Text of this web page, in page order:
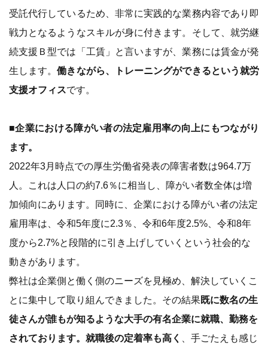
受託代行しているため、非常に実践的な業務内容であり即
戦力となるようなスキルが身に付きます。そして、就労継
続支援Ｂ型では「工賃」と言いますが、業務には賃金が発
生します。働きながら、トレーニングができるという就労
支援オフィスです。
■企業における障がい者の法定雇用率の向上にもつながり
ます。
2022年3月時点での厚生労働省発表の障害者数は964.7万
人。これは人口の約7.6％に相当し、障がい者数全体は増
加傾向にあります。同時に、企業における障がい者の法定
雇用率は、令和5年度に2.3％、令和6年度2.5%、令和8年
度から2.7%と段階的に引き上げしていくという社会的な
動きがあります。
弊社は企業側と働く側のニーズを見極め、解決していくこ
とに集中して取り組んできました。その結果既に数名の生
徒さんが誰もが知るような大手の有名企業に就職、勤務を
されております。就職後の定着率も高く
、手ごたえも感じ